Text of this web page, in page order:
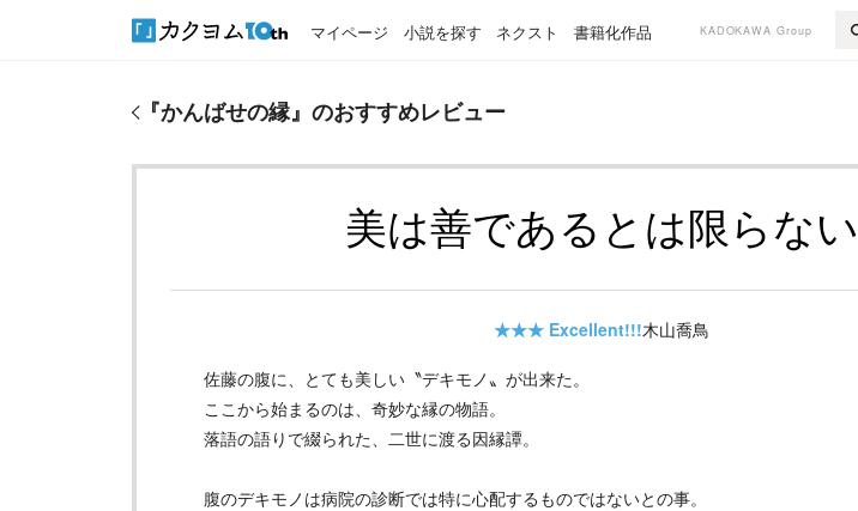
マイページ 小説を探す ネクスト 書籍化作品 KADOKAWA Group
『かんばせの縁』のおすすめレビュー
美は善であるとは限らない
★★★ Excellent!!!木山喬鳥
佐藤の腹に、とても美しい〝デキモノ〟が出来た。
ここから始まるのは、奇妙な縁の物語。
落語の語りで綴られた、二世に渡る因縁譚。
腹のデキモノは病院の診断では特に心配するものではないとの事。